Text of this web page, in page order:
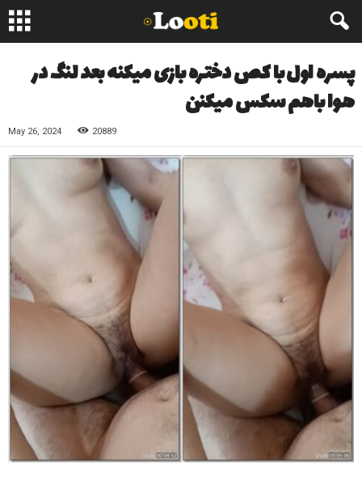
پسره اول با کص دختره بازی میکنه بعد لنگ در
هوا باهم سکس میکنن
May 26, 2024 20889